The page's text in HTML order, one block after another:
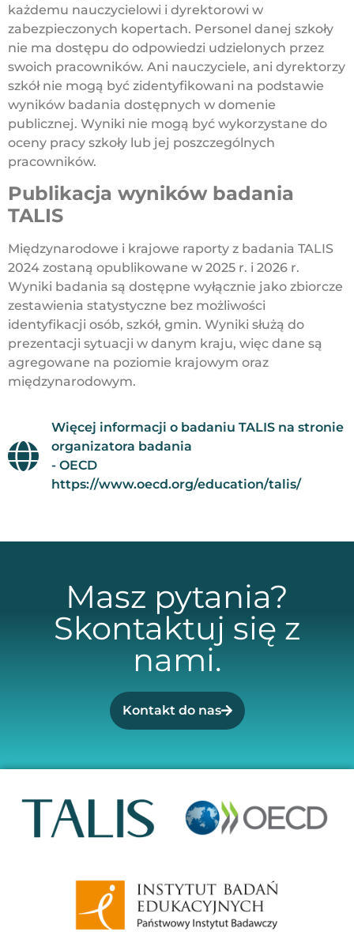
każdemu nauczycielowi i dyrektorowi w
zabezpieczonych kopertach. Personel danej szkoły
nie ma dostępu do odpowiedzi udzielonych przez
swoich pracowników. Ani nauczyciele, ani dyrektorzy
szkół nie mogą być zidentyfikowani na podstawie
wyników badania dostępnych w domenie
publicznej. Wyniki nie mogą być wykorzystane do
oceny pracy szkoły lub jej poszczególnych
pracowników.
Publikacja wyników badania
TALIS
Międzynarodowe i krajowe raporty z badania TALIS
2024 zostaną opublikowane w 2025 r. i 2026 r.
Wyniki badania są dostępne wyłącznie jako zbiorcze
zestawienia statystyczne bez możliwości
identyfikacji osób, szkół, gmin. Wyniki służą do
prezentacji sytuacji w danym kraju, więc dane są
agregowane na poziomie krajowym oraz
międzynarodowym.
Więcej informacji o badaniu TALIS na stronie
organizatora badania
- OECD
https://www.oecd.org/education/talis/
Masz pytania?
Skontaktuj się z
nami.
Kontakt do nas